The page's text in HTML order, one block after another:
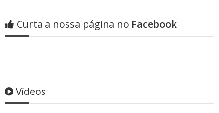
Curta a nossa página no Facebook
Vídeos